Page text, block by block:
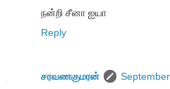
நன்றி சீனா ஐயா
Reply
சரவணகுமரன்